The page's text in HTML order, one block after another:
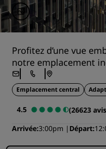
Profitez d’une vue
notre emplacement
Emplacement central
4.5
(26623
Arrivée 3:00pm Départ